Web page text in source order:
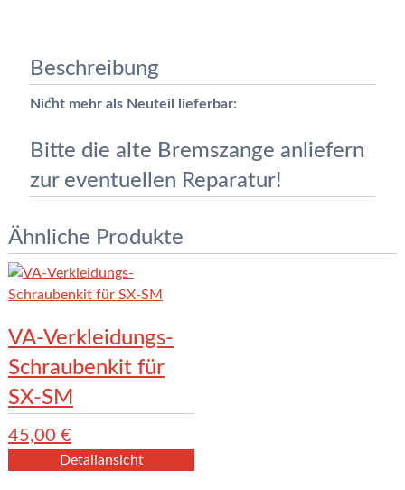
Beschreibung
Nicht mehr als Neuteil lieferbar:
Bitte die alte Bremszange anliefern
zur eventuellen Reparatur!
Ähnliche Produkte
VA-Verkleidungs-
Schraubenkit für
SX-SM
45,00 €
Detailansicht